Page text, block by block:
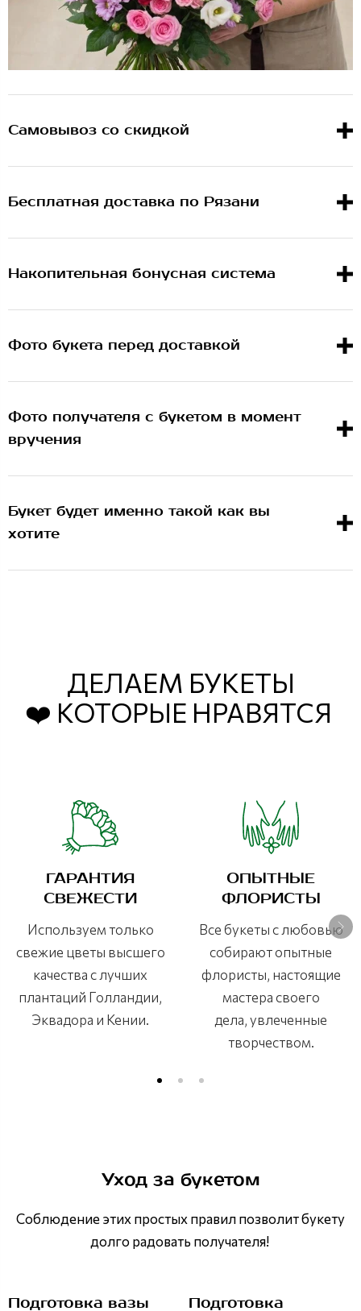
Самовывоз со скидкой
Бесплатная доставка по Рязани
Накопительная бонусная система
Фото букета перед доставкой
Фото получателя с букетом в момент
вручения
Букет будет именно такой как вы
хотите
ДЕЛАЕМ БУКЕТЫ
❤️ КОТОРЫЕ НРАВЯТСЯ
ГАРАНТИЯ
СВЕЖЕСТИ
Используем только
свежие цветы высшего
качества с лучших
плантаций Голландии,
Эквадора и Кении.
ОПЫТНЫЕ
ФЛОРИСТЫ
Все букеты с любовью
собирают опытные
флористы, настоящие
мастера своего
дела, увлеченные
творчеством.
Уход за букетом
Соблюдение этих простых правил позволит букету
долго радовать получателя!
Подготовка вазы
Подготовка